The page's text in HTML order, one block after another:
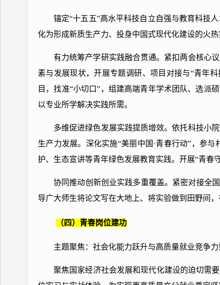
锚定“十五五”高水平科技自立自强与教育科技
化为形成新质生产力、投身中国式现代化建设的火
有力统筹产学研实践融合贯通。紧扣两会核心
素与发展现状，开展专题调研、项目对接与“青年
目，找准“小切口”，组建高端青年学术团队、选派
以专业所学解决实践所需。
多维促进绿色发展实践提质增效。依托科技小
生产力发展。深化实施“美丽中国·青春行动”，参
护、生态宣讲等青年绿色发展教育实践。开展“青春
协同推动创新创业实践多重覆盖。紧密对接全
导广大师生将论文写在大地上、将实验做到田野间
（四）青春岗位建功
主题聚焦：社会化能力跃升与高质量就业竞争
聚焦国家经济社会发展和现代化建设的迫切需